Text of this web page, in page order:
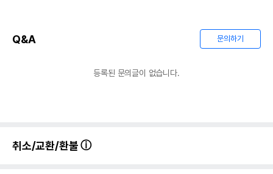
Q&A 문의하기
등록된 문의글이 없습니다.
취소/교환/환불